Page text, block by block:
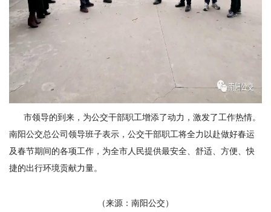
市领导的到来，为公交干部职工增添了动力，激发了工作热情。
南阳公交总公司领导班子表示，公交干部职工将全力以赴做好春运
及春节期间的各项工作，为全市人民提供最安全、舒适、方便、快
捷的出行环境贡献力量。
（来源：南阳公交）